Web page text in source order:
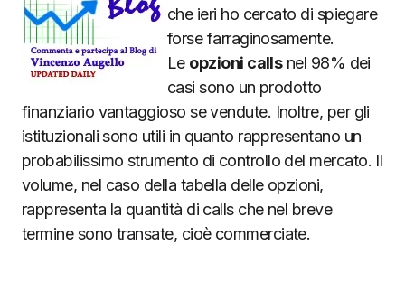
che ieri ho cercato di spiegare
forse farraginosamente.
Le opzioni callsnel 98% dei
casi sono un prodotto
finanziario vantaggioso se vendute. Inoltre, per gli
istituzionali sono utili in quanto rappresentano un
probabilissimo strumento di controllo del mercato. Il
volume, nel caso della tabella delle opzioni,
rappresenta la quantità di calls che nel breve
termine sono transate, cioè commerciate.